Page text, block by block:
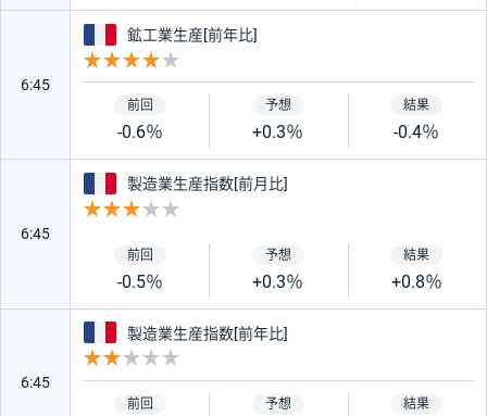
6:45
フランス
鉱工業生産[前年比]
-0.6％ +0.3％ -0.4％
6:45
フランス
製造業生産指数[前月比]
-0.5％ +0.3％ +0.8％
6:45
フランス
製造業生産指数[前年比]